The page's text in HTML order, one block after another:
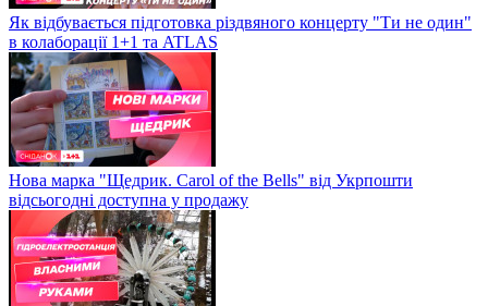
Як відбувається підготовка різдвяного концерту "Ти не один"
в колаборації 1+1 та ATLAS
Нова марка "Щедрик. Carol of the Bells" від Укрпошти
відсьогодні доступна у продажу